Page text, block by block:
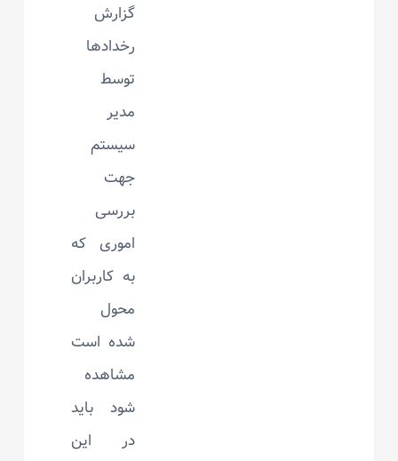
گزارش
رخدادها
توسط
مدیر
سیستم
جهت
بررسی
اموری که
به کاربران
محول
شده است
مشاهده
شود باید
در این